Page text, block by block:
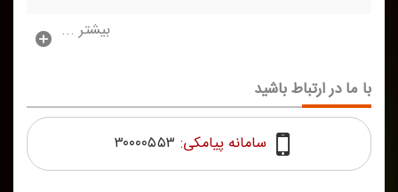
بیشتر ...
با ما در ارتباط باشید
سامانه پیامکی: ۳۰۰۰۰۵۵۳